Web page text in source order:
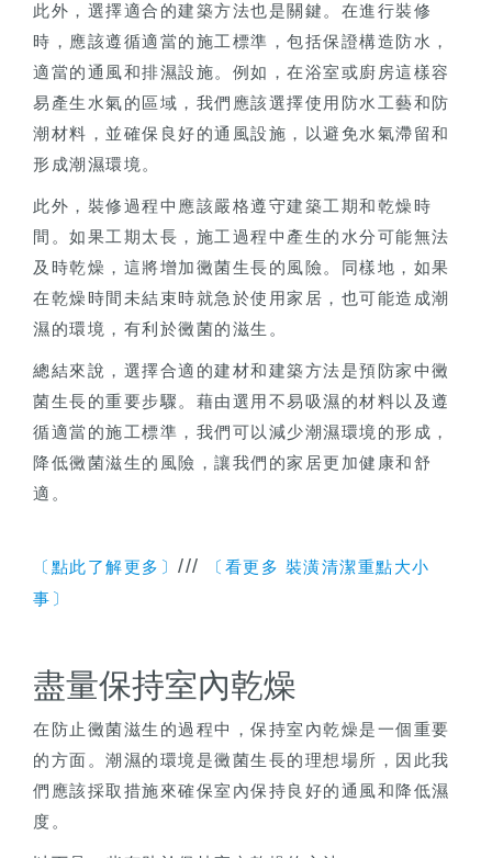
此外，選擇適合的建築方法也是關鍵。在進行裝修
時，應該遵循適當的施工標準，包括保證構造防水，
適當的通風和排濕設施。例如，在浴室或廚房這樣容
易產生水氣的區域，我們應該選擇使用防水工藝和防
潮材料，並確保良好的通風設施，以避免水氣滯留和
形成潮濕環境。
此外，裝修過程中應該嚴格遵守建築工期和乾燥時
間。如果工期太長，施工過程中產生的水分可能無法
及時乾燥，這將增加黴菌生長的風險。同樣地，如果
在乾燥時間未結束時就急於使用家居，也可能造成潮
濕的環境，有利於黴菌的滋生。
總結來說，選擇合適的建材和建築方法是預防家中黴
菌生長的重要步驟。藉由選用不易吸濕的材料以及遵
循適當的施工標準，我們可以減少潮濕環境的形成，
降低黴菌滋生的風險，讓我們的家居更加健康和舒
適。
〔點此了解更多〕 ///
〔看更多 裝潢清潔重點大小
事〕
盡量保持室內乾燥
在防止黴菌滋生的過程中，保持室內乾燥是一個重要
的方面。潮濕的環境是黴菌生長的理想場所，因此我
們應該採取措施來確保室內保持良好的通風和降低濕
度。